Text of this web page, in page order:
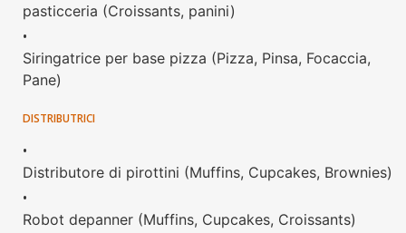
pasticceria (Croissants, panini)
•
Siringatrice per base pizza (Pizza, Pinsa, Focaccia,
Pane)
DISTRIBUTRICI
•
Distributore di pirottini (Muffins, Cupcakes, Brownies)
•
Robot depanner (Muffins, Cupcakes, Croissants)